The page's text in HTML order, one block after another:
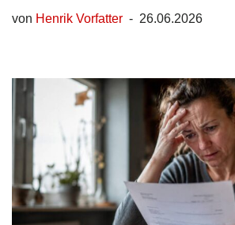
von Henrik Vorfatter 26.06.2026